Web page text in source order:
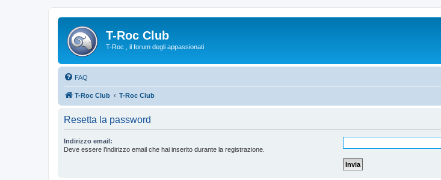
T-Roc Club
T-Roc , il forum degli appassionati
FAQ
T-Roc Club T-Roc Club
Resetta la password
Indirizzo email:
Deve essere l’indirizzo email che hai inserito durante la registrazione.